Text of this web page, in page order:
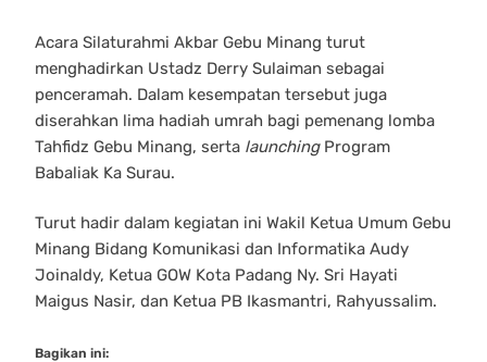
Acara Silaturahmi Akbar Gebu Minang turut
menghadirkan Ustadz Derry Sulaiman sebagai
penceramah. Dalam kesempatan tersebut juga
diserahkan lima hadiah umrah bagi pemenang lomba
Tahfidz Gebu Minang, serta launchingProgram
Babaliak Ka Surau.
Turut hadir dalam kegiatan ini Wakil Ketua Umum Gebu
Minang Bidang Komunikasi dan Informatika Audy
Joinaldy, Ketua GOW Kota Padang Ny. Sri Hayati
Maigus Nasir, dan Ketua PB Ikasmantri, Rahyussalim.
Bagikan ini: